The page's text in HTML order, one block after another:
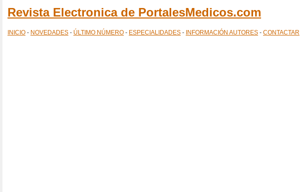
Revista Electronica de PortalesMedicos.com
INICIO - NOVEDADES - ÚLTIMO NÚMERO - ESPECIALIDADES - INFORMACIÓN AUTORES - CONTACTAR